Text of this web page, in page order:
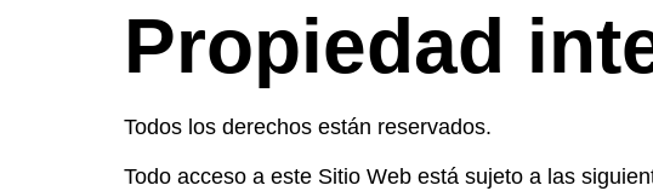
Propiedad
Todos los derechos están reservados.
Todo acceso a este Sitio Web está sujeto a las